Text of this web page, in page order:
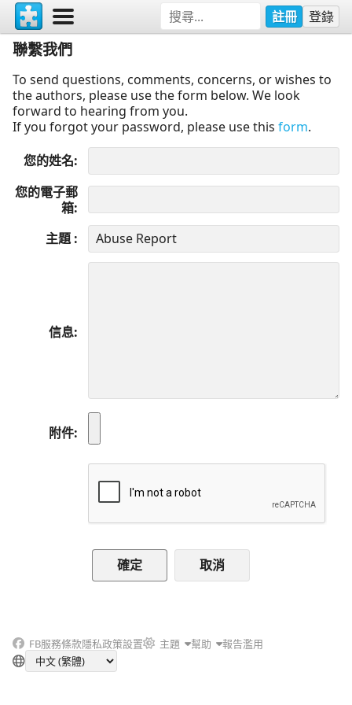
註冊 登錄
聯繫我們
To send questions, comments, concerns, or wishes to
the authors, please use the form below. We look
forward to hearing from you.
If you forgot your password, please use this form.
您的姓名
您的電子郵
箱
主題
信息
附件
取消
FB服務條款隱私政策設置 主題 幫助 報告濫用